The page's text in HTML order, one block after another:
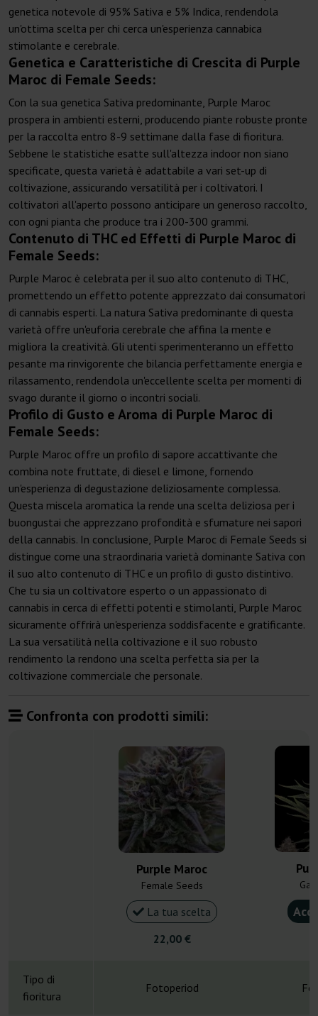
genetica notevole di 95% Sativa e 5% Indica, rendendola
un'ottima scelta per chi cerca un'esperienza cannabica
stimolante e cerebrale.
Genetica e Caratteristiche di Crescita di Purple
Maroc di Female Seeds:
Con la sua genetica Sativa predominante, Purple Maroc
prospera in ambienti esterni, producendo piante robuste pronte
per la raccolta entro 8-9 settimane dalla fase di fioritura.
Sebbene le statistiche esatte sull'altezza indoor non siano
specificate, questa varietà è adattabile a vari set-up di
coltivazione, assicurando versatilità per i coltivatori. I
coltivatori all'aperto possono anticipare un generoso raccolto,
con ogni pianta che produce tra i 200-300 grammi.
Contenuto di THC ed Effetti di Purple Maroc di
Female Seeds:
Purple Maroc è celebrata per il suo alto contenuto di THC,
promettendo un effetto potente apprezzato dai consumatori
di cannabis esperti. La natura Sativa predominante di questa
varietà offre un'euforia cerebrale che affina la mente e
migliora la creatività. Gli utenti sperimenteranno un effetto
pesante ma rinvigorente che bilancia perfettamente energia e
rilassamento, rendendola un'eccellente scelta per momenti di
svago durante il giorno o incontri sociali.
Profilo di Gusto e Aroma di Purple Maroc di
Female Seeds:
Purple Maroc offre un profilo di sapore accattivante che
combina note fruttate, di diesel e limone, fornendo
un'esperienza di degustazione deliziosamente complessa.
Questa miscela aromatica la rende una scelta deliziosa per i
buongustai che apprezzano profondità e sfumature nei sapori
della cannabis. In conclusione, Purple Maroc di Female Seeds si
distingue come una straordinaria varietà dominante Sativa con
il suo alto contenuto di THC e un profilo di gusto distintivo.
Che tu sia un coltivatore esperto o un appassionato di
cannabis in cerca di effetti potenti e stimolanti, Purple Maroc
sicuramente offrirà un'esperienza soddisfacente e gratificante.
La sua versatilità nella coltivazione e il suo robusto
rendimento la rendono una scelta perfetta sia per la
coltivazione commerciale che personale.
Confronta con prodotti simili:
Purple Maroc
Female Seeds
La tua scelta
22,00 €
Tipo di
fioritura
Fotoperiod